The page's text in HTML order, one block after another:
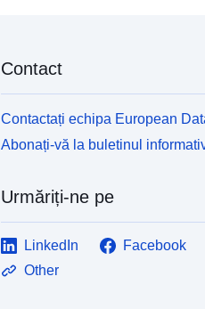
Contact
Contactați echipa European
Abonați-vă la buletinul
Urmăriți-ne pe
LinkedIn Facebook
Other